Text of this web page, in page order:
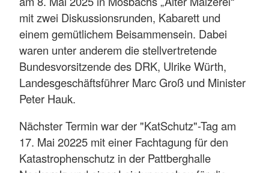
mit zwei Diskussionsrunden, Kabarett und
einem gemütlichem Beisammensein. Dabei
waren unter anderem die stellvertretende
Bundesvorsitzende des DRK, Ulrike Würth,
Landesgeschäftsführer Marc Groß und Minister
Peter Hauk.
Nächster Termin war der "KatSchutz"-Tag am
17. Mai 20225 mit einer Fachtagung für den
Katastrophenschutz in der Pattberghalle